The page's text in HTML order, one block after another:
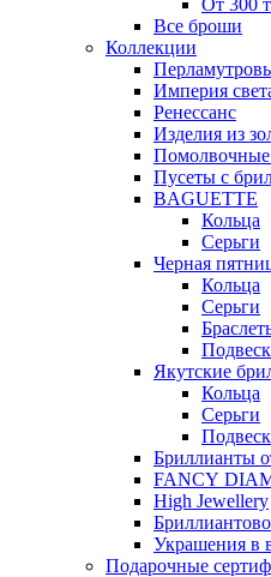
От 300
Все броши
Коллекции
Империя
Ренессанс
Изделия из
Помолвочные
Пусеты с
BAGUETTE
Кольца
Серьги
Черная
Кольца
Серьги
Якутские
Кольца
Серьги
Бриллианты
FANCY
High Jewellery
Украшения в
Подарочные